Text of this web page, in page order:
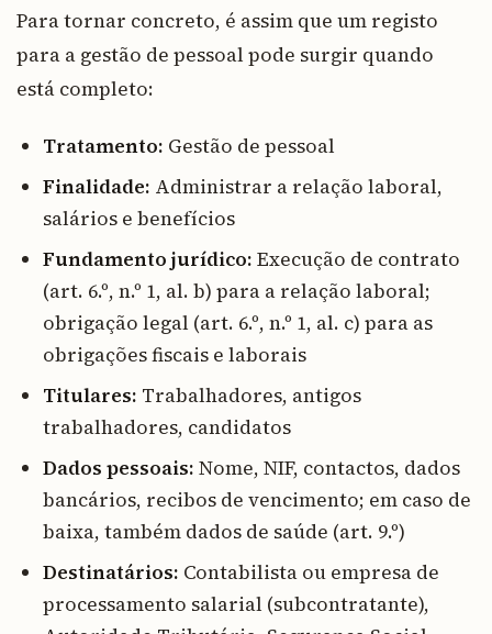
Para tornar concreto, é assim que um registo
para a gestão de pessoal pode surgir quando
está completo:
Tratamento: Gestão de pessoal
Finalidade: Administrar a relação laboral,
salários e benefícios
Fundamento jurídico: Execução de contrato
(art. 6.º, n.º 1, al. b) para a relação laboral;
obrigação legal (art. 6.º, n.º 1, al. c) para as
obrigações fiscais e laborais
Titulares: Trabalhadores, antigos
trabalhadores, candidatos
Dados pessoais: Nome, NIF, contactos, dados
bancários, recibos de vencimento; em caso de
baixa, também dados de saúde (art. 9.º)
Destinatários: Contabilista ou empresa de
processamento salarial (subcontratante),